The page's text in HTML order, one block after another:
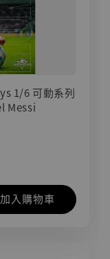
1/6 可動系列
Messi
加入購物車